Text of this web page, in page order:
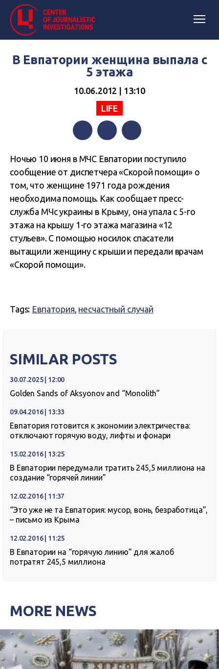
В Евпатории женщина выпала с
5 этажа
10.06.2012 | 13:10
LIFE
Ночью 10 июня в МЧС Евпатории поступило
сообщение от диспетчера «Скорой помощи» о
том, что женщине 1971 года рождения
необходима помощь. Как сообщает пресс-
служба МЧс украины в Крыму, она упала с 5-го
этажа на крышу 1-го этажа магазина «12
стульев». С помощью носилок спасатели
вытащили женщину с крыши и передали врачам
«Скорой помощи».
Tags: Евпатория, несчастный случай
SIMILAR POSTS
30.07.2025 | 12:00
Golden Sands of Aksyonov and “Monolith”
09.04.2016 | 13:33
Евпатория готовится к экономии электричества:
отключают горячую воду, лифты и фонари
15.02.2016 | 13:25
В Евпатории передумали тратить 245,5 миллиона на
создание “горячей линии”
12.02.2016 | 11:37
“Это уже не та Евпатория: мусор, вонь, безработица”,
– письмо из Крыма
12.02.2016 | 11:25
В Евпатории на “горячую линию” для жалоб
потратят 245,5 миллиона
MORE NEWS